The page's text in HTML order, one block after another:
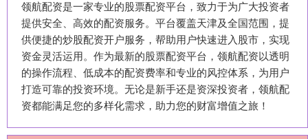
领航配资是一家专业的股票配资平台，致力于为广大投资者
提供安全、高效的配资服务。平台覆盖天津及全国范围，提
供便捷的炒股配资开户服务，帮助用户快速进入股市，实现
资金灵活运用。作为最新的股票配资平台，领航配资以透明
的操作流程、低成本的配资费率和专业的风控体系，为用户
打造可靠的投资环境。无论是新手还是资深投资者，领航配
资都能满足您的多样化需求，助力您的财富增值之旅！